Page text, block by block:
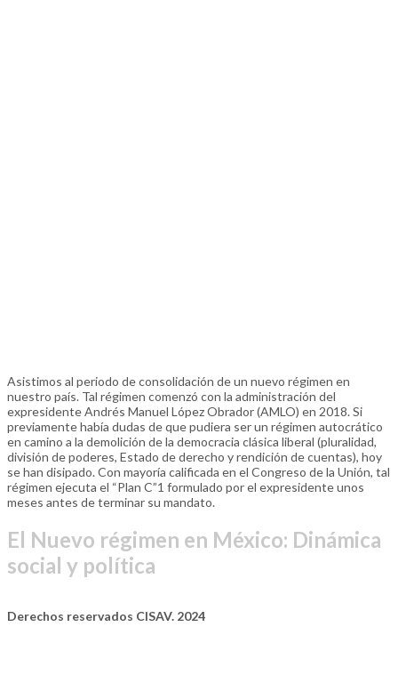
Asistimos al periodo de consolidación de un nuevo régimen en
nuestro país. Tal régimen comenzó con la administración del
expresidente Andrés Manuel López Obrador (AMLO) en 2018. Si
previamente había dudas de que pudiera ser un régimen autocrático
en camino a la demolición de la democracia clásica liberal (pluralidad,
división de poderes, Estado de derecho y rendición de cuentas), hoy
se han disipado. Con mayoría calificada en el Congreso de la Unión, tal
régimen ejecuta el “Plan C”1 formulado por el expresidente unos
meses antes de terminar su mandato.
El Nuevo régimen en México: Dinámica
social y política
Derechos reservados CISAV. 2024